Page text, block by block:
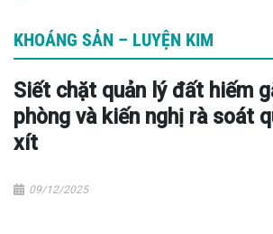
KHOÁNG SẢN – LUYỆN KIM
Siết chặt quản lý đất hiếm
phòng và kiến nghị rà soát
xít
09/12/2025